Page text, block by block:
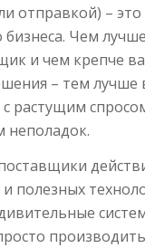
отправкой) –
бизнеса. Чем
и чем крепче
– тем лучше
с растущим
неполадок.
и полезных